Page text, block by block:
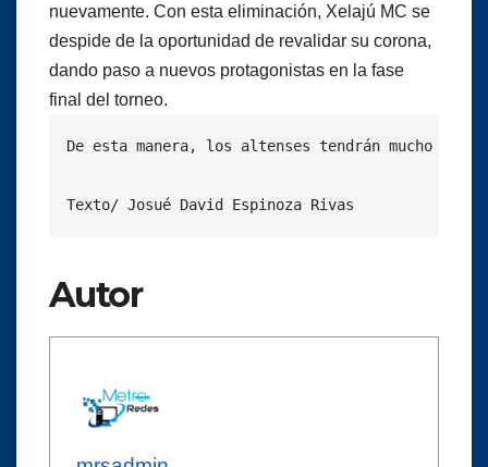
nuevamente. Con esta eliminación, Xelajú MC se
despide de la oportunidad de revalidar su corona,
dando paso a nuevos protagonistas en la fase
final del torneo.
De esta manera, los altenses tendrán mucho
Texto/ Josué David Espinoza Rivas
Autor